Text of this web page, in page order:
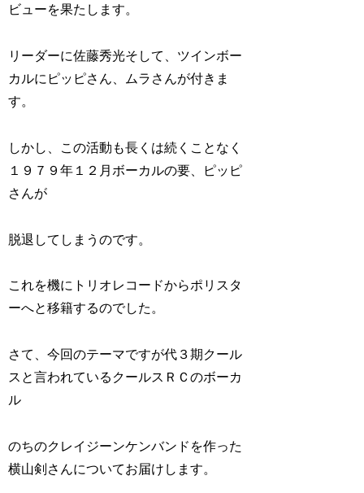
ビューを果たします。
リーダーに佐藤秀光そして、ツインボー
カルにピッピさん、ムラさんが付きま
す。
しかし、この活動も長くは続くことなく
１９７９年１２月ボーカルの要、ピッピ
さんが
脱退してしまうのです。
これを機にトリオレコードからポリスタ
ーへと移籍するのでした。
さて、今回のテーマですが代３期クール
スと言われているクールスＲＣのボーカ
ル
のちのクレイジーンケンバンドを作った
横山剣さんについてお届けします。